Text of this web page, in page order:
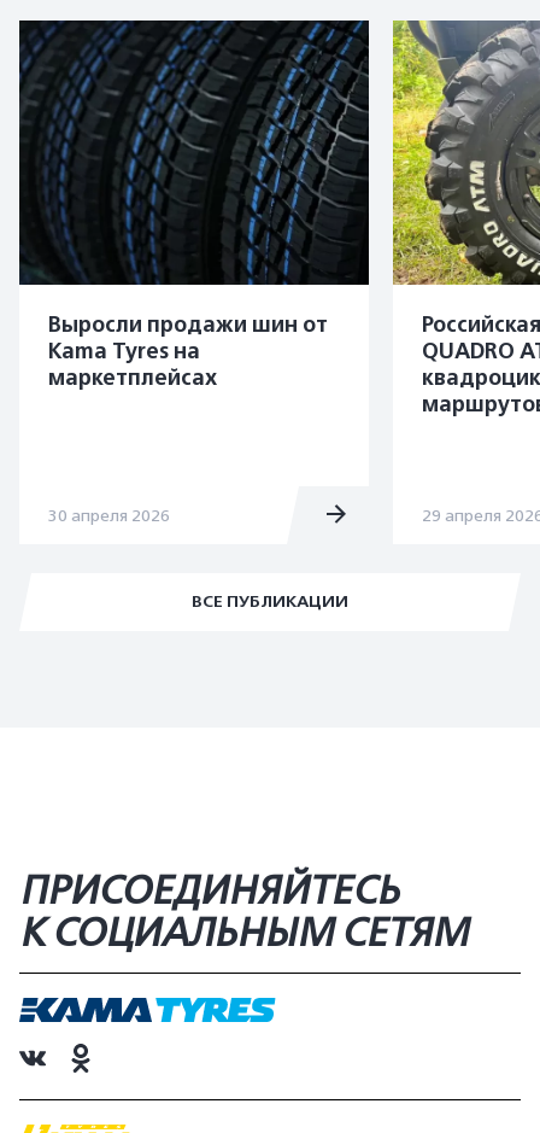
ВСЕ ПУБЛИКАЦИИ
Выросли продажи шин от
Kama Tyres на
маркетплейсах
30 апреля 2026
QUADRO
29 апреля
ПРИСОЕДИНЯЙТЕСЬ
К СОЦИАЛЬНЫМ СЕТЯМ